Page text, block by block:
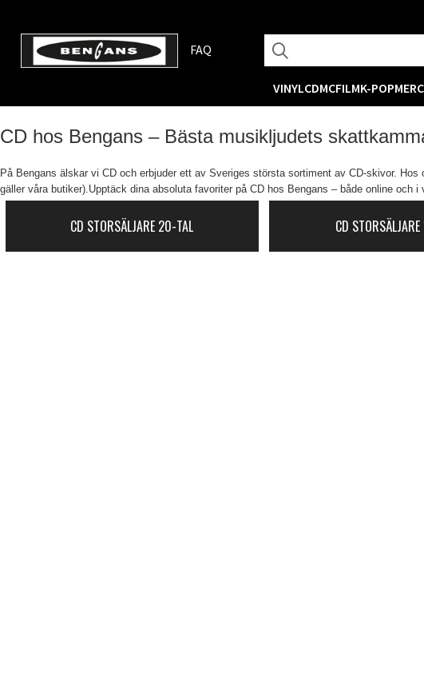
FAQ
VINYLCDMCFILMK-POP
CD hos Bengans – Bästa musikljudets
På Bengans älskar vi CD och erbjuder ett av Sveriges största sortiment av CD-skivor.
gäller våra butiker).Upptäck dina absoluta favoriter på CD hos Bengans – både online och i
CD STORSÄLJARE 20-TAL CD